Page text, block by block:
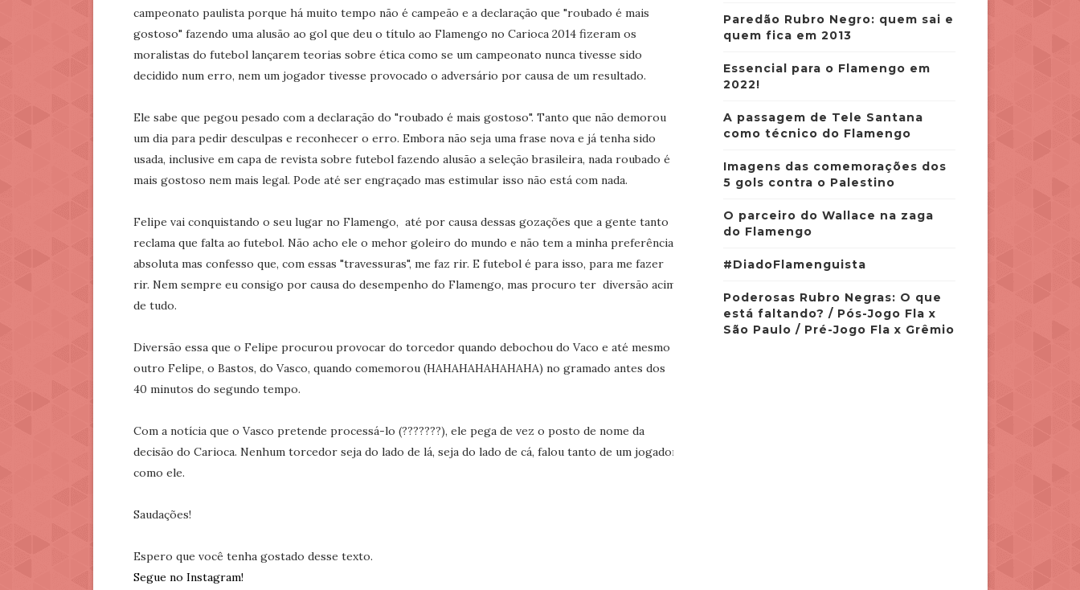
campeonato paulista porque há muito tempo não é campeão e a declaração que "roubado é mais
gostoso" fazendo uma alusão ao gol que deu o título ao Flamengo no Carioca 2014 fizeram os
moralistas do futebol lançarem teorias sobre ética como se um campeonato nunca tivesse sido
decidido num erro, nem um jogador tivesse provocado o adversário por causa de um resultado.
Ele sabe que pegou pesado com a declaração do "roubado é mais gostoso". Tanto que não demorou
um dia para pedir desculpas e reconhecer o erro. Embora não seja uma frase nova e já tenha sido
usada, inclusive em capa de revista sobre futebol fazendo alusão a seleção brasileira, nada roubado é
mais gostoso nem mais legal. Pode até ser engraçado mas estimular isso não está com nada.
Felipe vai conquistando o seu lugar no Flamengo, até por causa dessas gozações que a gente tanto
reclama que falta ao futebol. Não acho ele o mehor goleiro do mundo e não tem a minha preferência
absoluta mas confesso que, com essas "travessuras", me faz rir. E futebol é para isso, para me fazer
rir. Nem sempre eu consigo por causa do desempenho do Flamengo, mas procuro ter diversão acima
de tudo.
Diversão essa que o Felipe procurou provocar do torcedor quando debochou do Vaco e até mesmo o
outro Felipe, o Bastos, do Vasco, quando comemorou (HAHAHAHAHAHAHA) no gramado antes dos
40 minutos do segundo tempo.
Com a notícia que o Vasco pretende processá-lo (???????), ele pega de vez o posto de nome da
decisão do Carioca. Nenhum torcedor seja do lado de lá, seja do lado de cá, falou tanto de um jogador
como ele.
Saudações!
Espero que você tenha gostado desse texto.
Segue no Instagram!
Paredão Rubro Negro: quem sai e
quem fica em 2013
Essencial para o Flamengo em
2022!
A passagem de Tele Santana
como técnico do Flamengo
Imagens das comemorações dos
5 gols contra o Palestino
O parceiro do Wallace na zaga
do Flamengo
#DiadoFlamenguista
Poderosas Rubro Negras: O que
está faltando? / Pós-Jogo Fla x
São Paulo / Pré-Jogo Fla x Grêmio